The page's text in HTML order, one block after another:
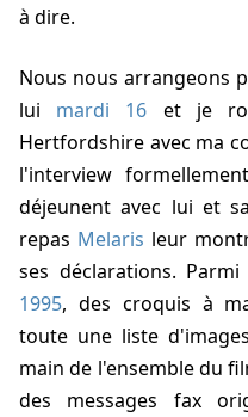
à dire.
Nous nous arrangeons
lui mardi 16 et je
Hertfordshire avec ma
l'interview
déjeunent avec lui et
repas Melaris leur
ses déclarations.
1995, des croquis à
toute une liste
main de l'ensemble du
des messages fax